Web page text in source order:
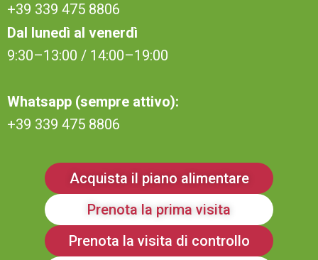
+39 339 475 8806
Dal lunedì al venerdì
9:30–13:00 / 14:00–19:00
Whatsapp (sempre attivo):
+39 339 475 8806
Acquista il piano alimentare
Prenota la prima visita
Prenota la visita di controllo